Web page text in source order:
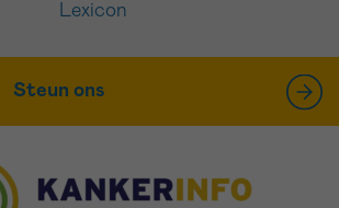
Lexicon
Steun ons